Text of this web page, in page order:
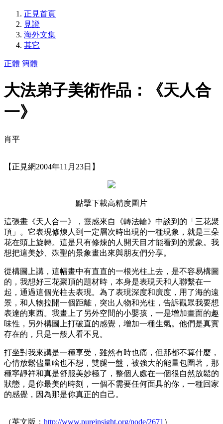
正見首頁
見證
海外文集
其它
正體 簡體
大法弟子美術作品：《天人合
一》
肖平
【正見網2004年11月23日】
點擊下載高精度圖片
這張畫《天人合一》，靈感來自《轉法輪》中談到的「三花聚
頂」。它表現修煉人到一定層次時出現的一種現象，就是三朵
花在頭上旋轉。這是只有修煉的人開天目才能看到的景象。我
想把這美妙、殊聖的景象畫出來與朋友們分享。
從構圖上講，這幅畫中有直直的一根光柱上去，是不容易構圖
的，我想好三花聚頂的題材時，本身是表現天和人聯繫在一
起，通過這個光柱去表現。為了表現深度和廣度，用了海的遠
景，和人物拉開一個距離，突出人物和光柱，告訴觀眾我要想
表達的東西。我畫上了另外空間的小嬰孩，一是增加畫面的趣
味性，另外構圖上打破直的感覺，增加一種生氣。他們是真實
存在的，只是一般人看不見。
打坐對我來講是一種享受，雖然有時也痛，但那都不算什麼，
心情放鬆儘量啥也不想，雙腿一盤，被強大的能量包圍著，那
種寧靜祥和真是舒服美妙極了，整個人處在一個很自然放鬆的
狀態，是你最美的時刻，一個不需要任何面具的你，一種回家
的感覺，因為那是你真正的自己。
（英文版： http://www.pureinsight.org/node/2671 ）